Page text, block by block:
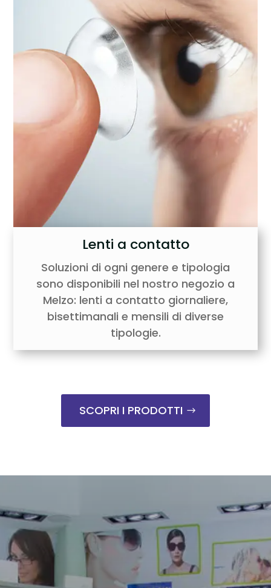
Lenti a contatto
Soluzioni di ogni genere e tipologia
sono disponibili nel nostro negozio a
Melzo: lenti a contatto giornaliere,
bisettimanali e mensili di diverse
tipologie.
SCOPRI I PRODOTTI